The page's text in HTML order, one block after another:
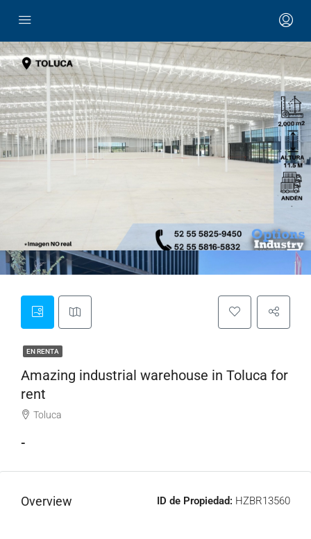
EN RENTA
Amazing industrial warehouse in Toluca for
rent
Toluca
-
Overview ID de Propiedad: HZBR13560